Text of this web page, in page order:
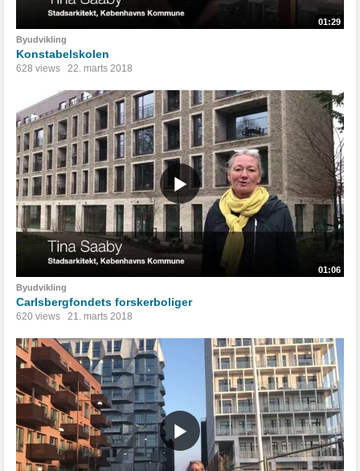
01:29
Byudvikling
Konstabelskolen
628 views 22. marts 2018
01:06
Byudvikling
Carlsbergfondets forskerboliger
620 views 21. marts 2018